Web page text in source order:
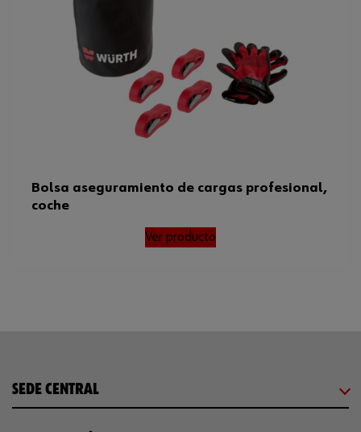
Bolsa aseguramiento de cargas profesional,
coche
Ver producto
SEDE CENTRAL